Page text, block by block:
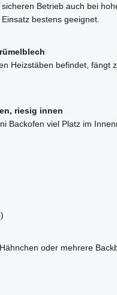
Betrieb auch bei
bestens geeignet.
Heizstäben befindet,
riesig innen
Backofen viel Platz im
oder mehrere